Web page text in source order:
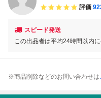
評価
スピード発送
この出品者は平均24時間以内
※商品削除などのお問い合わせは